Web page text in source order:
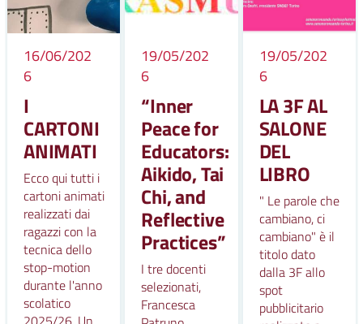
16/06/202
6
I
CARTONI
ANIMATI
Ecco qui tutti i
cartoni animati
realizzati dai
ragazzi con la
tecnica dello
stop-motion
durante l'anno
scolatico
19/05/202
6
“Inner
Peace for
Educators:
Aikido, Tai
Chi, and
Reflective
Practices”
I tre docenti
selezionati,
Francesca
19/05/202
6
LA 3F AL
SALONE
DEL
LIBRO
" Le parole che
cambiano, ci
cambiano" è il
titolo dato
dalla 3F allo
spot
pubblicitario